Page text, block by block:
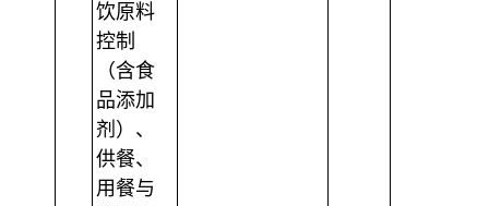
饮原料
控制
（含食
品添加
剂）、
供餐、
用餐与